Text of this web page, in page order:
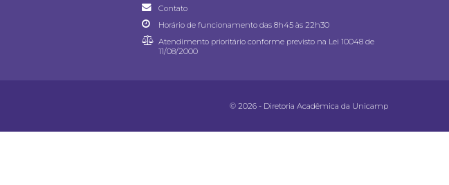
Contato
Horário de funcionamento das 8h45 às 22h30
Atendimento prioritário conforme previsto na Lei 10048 de
11/08/2000
© 2026 - Diretoria Acadêmica da Unicamp